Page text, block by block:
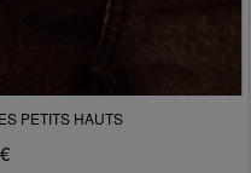
PETITS HAUTS